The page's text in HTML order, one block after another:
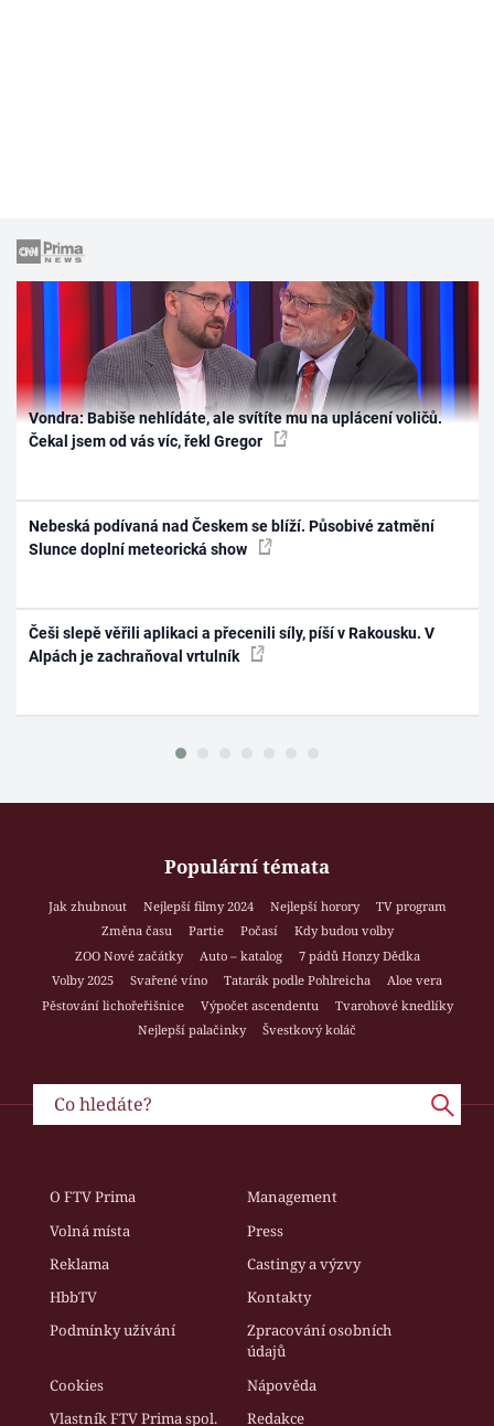
Vondra: Babiše nehlídáte, ale svítíte mu na uplácení voličů.
Čekal jsem od vás víc, řekl Gregor
Nebeská podívaná nad Českem se blíží. Působivé zatmění
Slunce doplní meteorická show
Češi slepě věřili aplikaci a přecenili síly, píší v Rakousku. V
Alpách je zachraňoval vrtulník
Populární témata
Jak zhubnout Nejlepší filmy 2024 Nejlepší horory
TV program
Změna času
Partie Počasí
Kdy budou volby
ZOO Nové začátky
Auto – katalog
7 pádů Honzy Dědka
Volby 2025
Svařené víno Tatarák podle Pohlreicha
Aloe vera
Pěstování lichořeřišnice
Výpočet ascendentu
Tvarohové knedlíky
Nejlepší palačinky
Švestkový koláč
O FTV Prima
Management
Volná místa
Press
Reklama
Castingy a výzvy
HbbTV
Kontakty
Podmínky užívání
Zpracování osobních
údajů
Cookies
Nápověda
Vlastník FTV Prima spol.
Redakce